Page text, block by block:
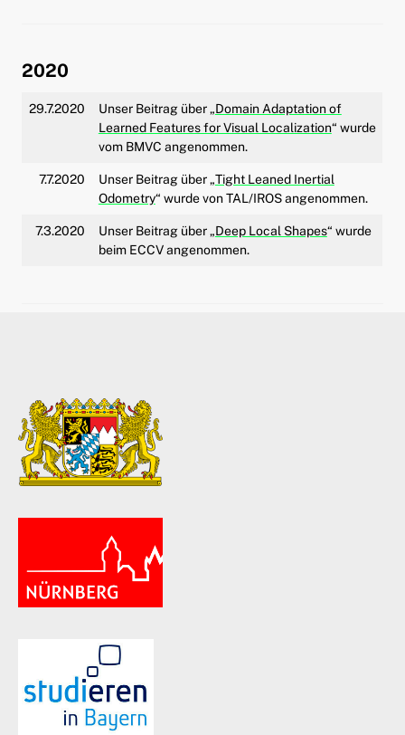
2020
29.7.2020 Unser Beitrag über „Domain Adaptation of
Learned Features for Visual Localization“ wurde
vom BMVC angenommen.
7.7.2020 Unser Beitrag über „Tight Leaned Inertial
Odometry“ wurde von TAL/IROS angenommen.
7.3.2020 Unser Beitrag über „Deep Local Shapes“ wurde
beim ECCV angenommen.